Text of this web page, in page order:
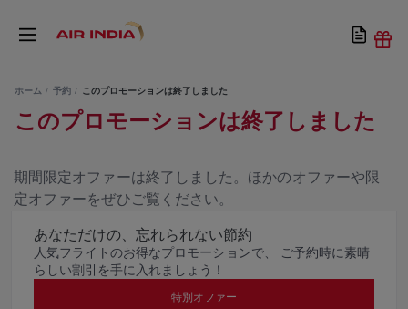
ホーム 予約 このプロモーションは終了しました
このプロモーションは終了しました
期間限定オファーは終了しました。ほかのオファーや限
定オファーをぜひご覧ください。
あなただけの、忘れられない節約
人気フライトのお得なプロモーションで、 ご予約時に素晴
らしい割引を手に入れましょう！
特別オファー